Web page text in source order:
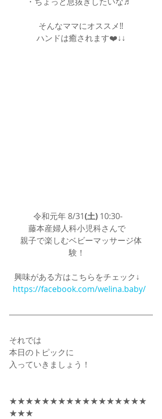
そんなママにオススメ‼️
ハンドは癒されます❤️↓↓
令和元年 8/31(土) 10:30-
藤本産婦人科小児科さんで
親子で楽しむベビーマッサージ体
験！
興味がある方はこちらをチェック↓
https://facebook.com/welina.baby/
それでは
本日のトピックに
入っていきましょう！
★★★★★★★★★★★★★★★★★
★★★